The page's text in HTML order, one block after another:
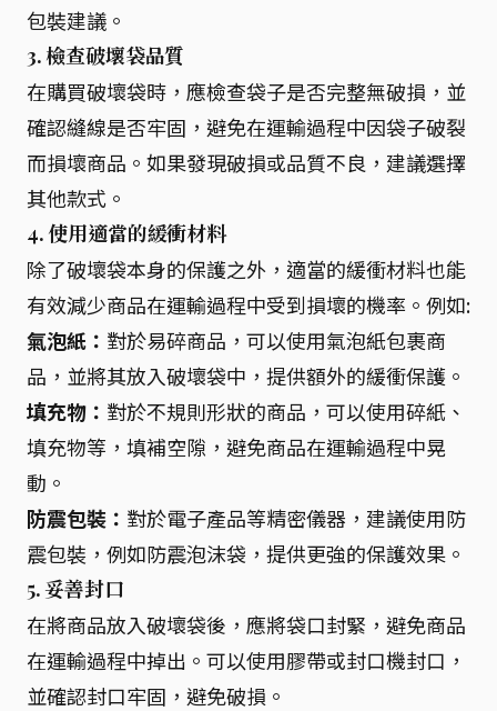
包裝建議。
3. 檢查破壞袋品質
在購買破壞袋時，應檢查袋子是否完整無破損，並
確認縫線是否牢固，避免在運輸過程中因袋子破裂
而損壞商品。如果發現破損或品質不良，建議選擇
其他款式。
4. 使用適當的緩衝材料
除了破壞袋本身的保護之外，適當的緩衝材料也能
有效減少商品在運輸過程中受到損壞的機率。例如:
氣泡紙： 對於易碎商品，可以使用氣泡紙包裹商
品，並將其放入破壞袋中，提供額外的緩衝保護。
填充物： 對於不規則形狀的商品，可以使用碎紙、
填充物等，填補空隙，避免商品在運輸過程中晃
動。
防震包裝： 對於電子產品等精密儀器，建議使用防
震包裝，例如防震泡沫袋，提供更強的保護效果。
5. 妥善封口
在將商品放入破壞袋後，應將袋口封緊，避免商品
在運輸過程中掉出。可以使用膠帶或封口機封口，
並確認封口牢固，避免破損。